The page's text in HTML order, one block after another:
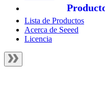
Lista de Productos
Acerca de Seeed
Licencia